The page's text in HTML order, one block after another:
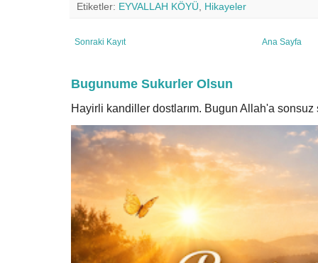
Etiketler: EYVALLAH KÖYÜ Hikayeler
Sonraki Kayıt Ana Sayfa
Bugunume Sukurler Olsun
Hayirli kandiller dostlarım. Bugun Allah'a